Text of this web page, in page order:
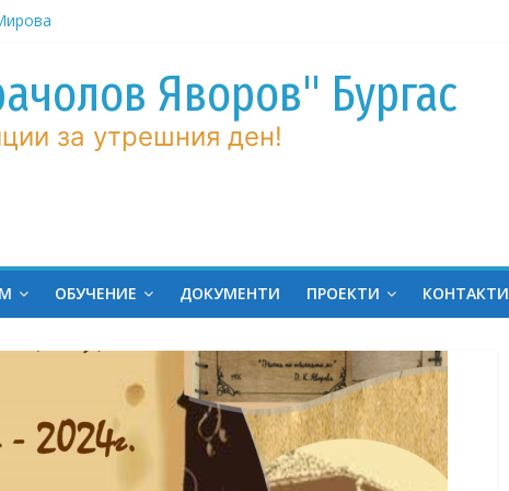
по
Яворов" Бургас
за утрешния ден!
ОБУЧЕНИЕ ДОКУМЕНТИ ПРОЕКТИ КОНТАКТИ